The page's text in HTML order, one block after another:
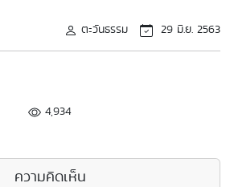
ตะวันธรรม 29 มิ.ย. 2563
4,934
ความคิดเห็น